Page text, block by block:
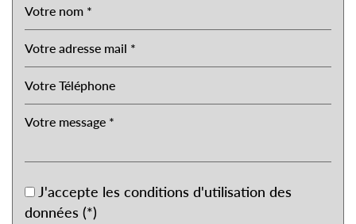
statistiques
Nombre d'habitants
Propriétaires (vs. locataires)
Taxe foncière
23,34 %
Habitants de moins de 25 ans
Habitants de 25 à 55 ans
J'accepte les conditions d'utilisation des
données (*)